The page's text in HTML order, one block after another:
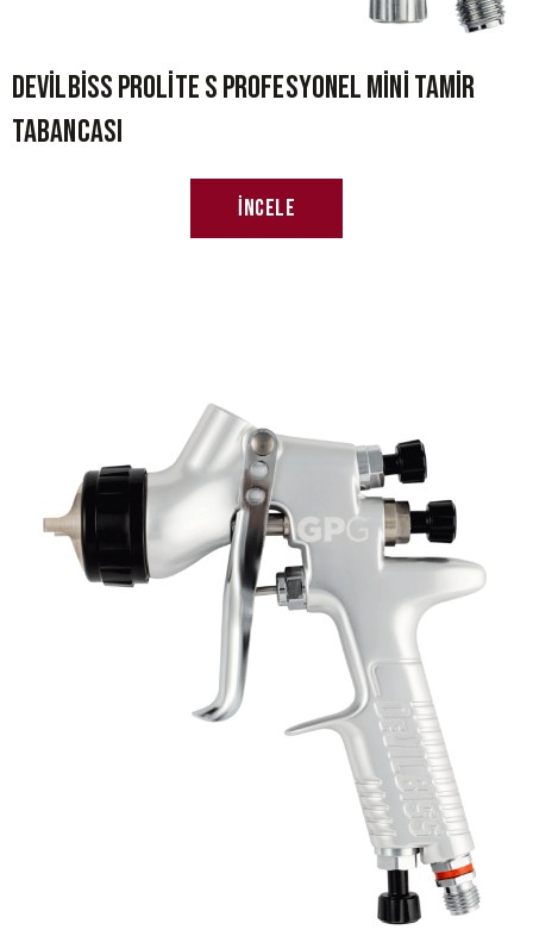
Devilbiss ProLite S Profesyonel Mini Tamir
Tabancası
İncele